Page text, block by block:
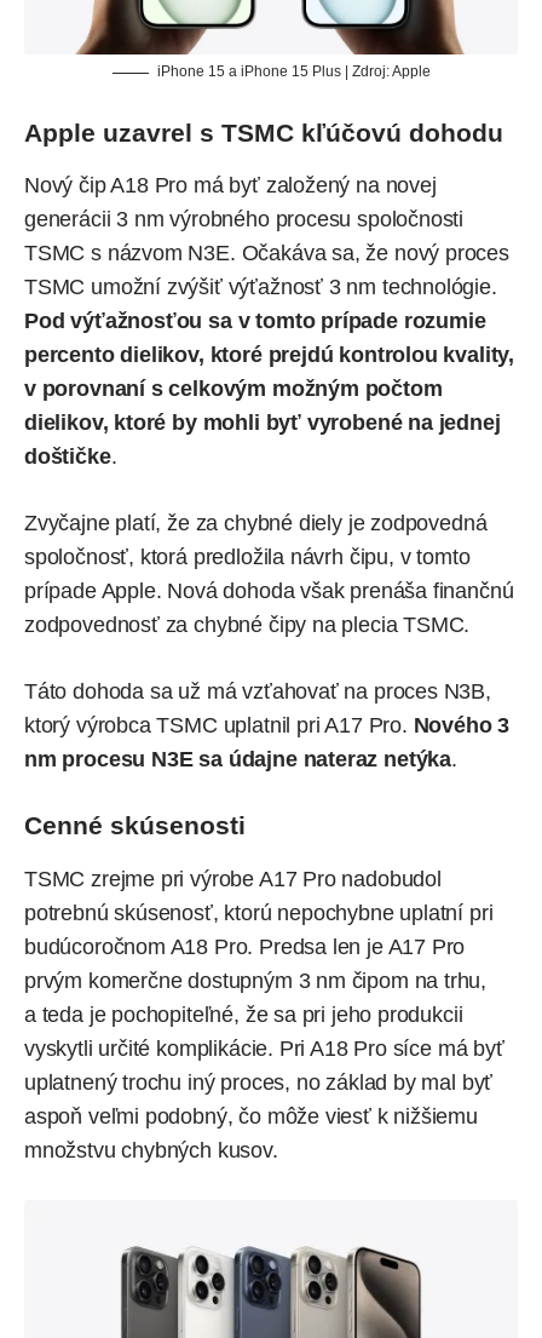
iPhone 15 a iPhone 15 Plus | Zdroj: Apple
Apple uzavrel s TSMC kľúčovú dohodu
Nový čip A18 Pro má byť založený na novej
generácii 3 nm výrobného procesu spoločnosti
TSMC s názvom N3E. Očakáva sa, že nový proces
TSMC umožní zvýšiť výťažnosť 3 nm technológie.
Pod výťažnosťou sa v tomto prípade rozumie
percento dielikov, ktoré prejdú kontrolou kvality,
v porovnaní s celkovým možným počtom
dielikov, ktoré by mohli byť vyrobené na jednej
doštičke.
Zvyčajne platí, že za chybné diely je zodpovedná
spoločnosť, ktorá predložila návrh čipu, v tomto
prípade Apple. Nová dohoda však prenáša finančnú
zodpovednosť za chybné čipy na plecia TSMC.
Táto dohoda sa už má vzťahovať na proces N3B,
ktorý výrobca TSMC uplatnil pri A17 Pro. Nového 3
nm procesu N3E sa údajne nateraz netýka.
Cenné skúsenosti
TSMC zrejme pri výrobe A17 Pro nadobudol
potrebnú skúsenosť, ktorú nepochybne uplatní pri
budúcoročnom A18 Pro. Predsa len je A17 Pro
prvým komerčne dostupným 3 nm čipom na trhu,
a teda je pochopiteľné, že sa pri jeho produkcii
vyskytli určité komplikácie. Pri A18 Pro síce má byť
uplatnený trochu iný proces, no základ by mal byť
aspoň veľmi podobný, čo môže viesť k nižšiemu
množstvu chybných kusov.